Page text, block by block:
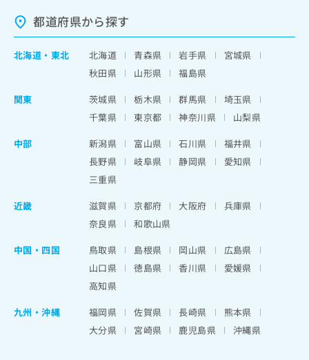
都道府県から探す
北海道 ・ 東北 北海道 青森県 岩手県
宮城県
秋田県
山形県
福島県
関東
茨城県 栃木県 群馬県
埼玉県
千葉県
東京都 神奈川県
山梨県
中部
新潟県 富山県 石川県
福井県
長野県
岐阜県 静岡県
愛知県
三重県
近畿
滋賀県 京都府 大阪府
兵庫県
奈良県
和歌山県
中国・四国
鳥取県 島根県 岡山県
広島県
山口県
徳島県 香川県
愛媛県
高知県
九州・沖縄
福岡県 佐賀県 長崎県
熊本県
大分県
宮崎県 鹿児島県 沖縄県